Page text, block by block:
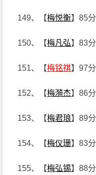
149、【梅悦衡】85分
150、【梅凡弘】83分
151、【梅铭祺】97分
152、【梅漪杰】86分
153、【梅君琅】89分
154、【梅仪珊】83分
155、【梅弘锡】88分